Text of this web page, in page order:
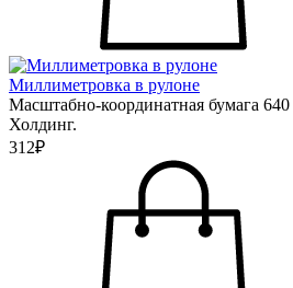
Миллиметровка в рулоне
Масштабно-координатная бумага
Холдинг.
312₽